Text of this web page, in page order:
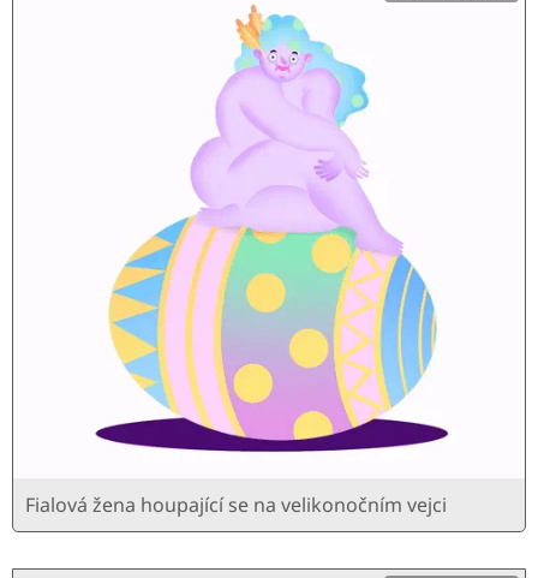
Fialová žena houpající se na velikonočním vejci